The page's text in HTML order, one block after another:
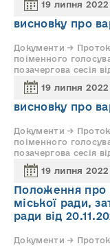
19 липня 2022
висновку про
Документи →
поіменного
позачергова сесія
19 липня 2022
висновку про
Документи →
поіменного
позачергова сесія
19 липня 2022
Положення про
міської ради,
ради від
Документи →